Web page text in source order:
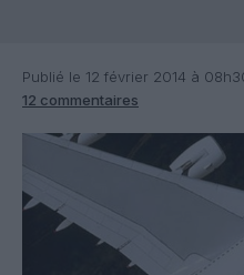
Publié le 12 février 2014 à
12 commentaires